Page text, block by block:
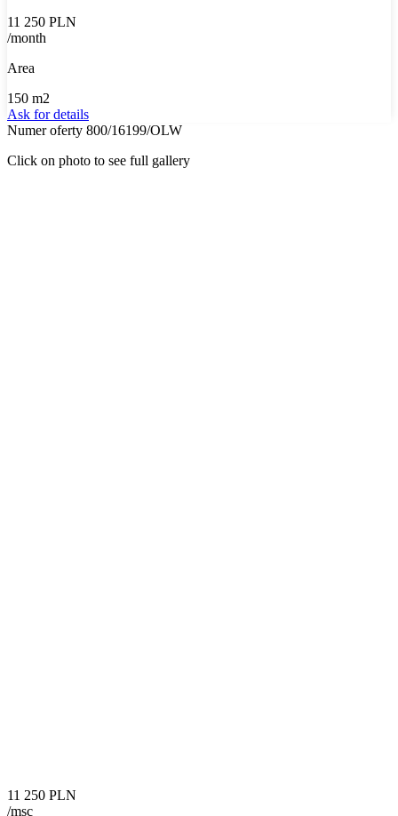
11 250 PLN
/month
Area
150 m2
Ask for details
Numer oferty 800/16199/OLW
Click on photo to see full gallery
11 250 PLN
/msc